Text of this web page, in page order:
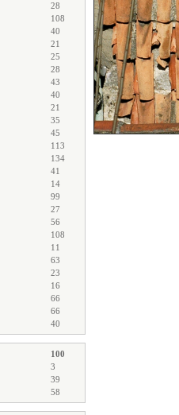
28
108
40
21
25
28
43
40
21
35
45
113
134
41
14
99
27
56
108
11
63
23
16
66
66
40
100
3
39
58